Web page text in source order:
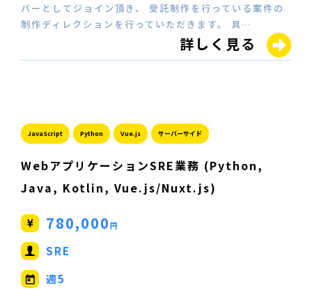
バーとしてジョイン頂き、 受託制作を行っている案件の
制作ディレクションを行っていただきます。 具…
詳しく見る
JavaScript Python Vue.js サーバーサイド
WebアプリケーションSRE業務 (Python,
Java, Kotlin, Vue.js/Nuxt.js)
780,000円
SRE
週5